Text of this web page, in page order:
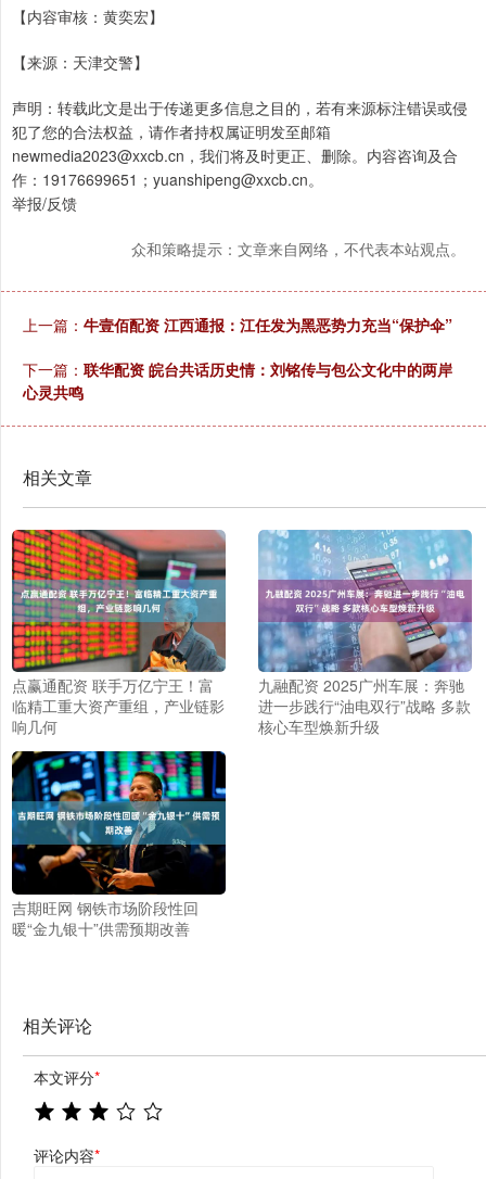
【内容审核：黄奕宏】
【来源：天津交警】
声明：转载此文是出于传递更多信息之目的，若有来源标注错误或侵
犯了您的合法权益，请作者持权属证明发至邮箱
newmedia2023@xxcb.cn，我们将及时更正、删除。内容咨询及合
作：19176699651；yuanshipeng@xxcb.cn。
举报/反馈
众和策略提示：文章来自网络，不代表本站观点。
上一篇： 牛壹佰配资 江西通报：江任发为黑恶势力充当“保护伞”
下一篇： 联华配资 皖台共话历史情：刘铭传与包公文化中的两岸
心灵共鸣
相关文章
点赢通配资 联手万亿宁王！富
临精工重大资产重组，产业链影
响几何
九融配资 2025广州车展：奔驰
进一步践行“油电双行”战略 多款
核心车型焕新升级
吉期旺网 钢铁市场阶段性回
暖“金九银十”供需预期改善
相关评论
本文评分*
评论内容*